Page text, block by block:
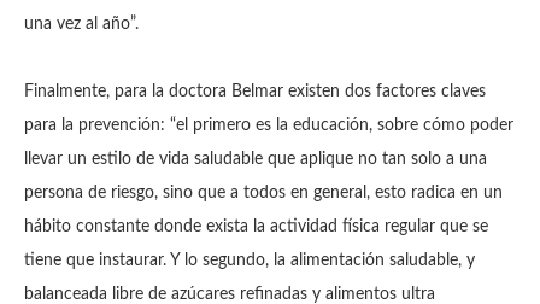
una vez al año”.
Finalmente, para la doctora Belmar existen dos factores claves
para la prevención: “el primero es la educación, sobre cómo poder
llevar un estilo de vida saludable que aplique no tan solo a una
persona de riesgo, sino que a todos en general, esto radica en un
hábito constante donde exista la actividad física regular que se
tiene que instaurar. Y lo segundo, la alimentación saludable, y
balanceada libre de azúcares refinadas y alimentos ultra